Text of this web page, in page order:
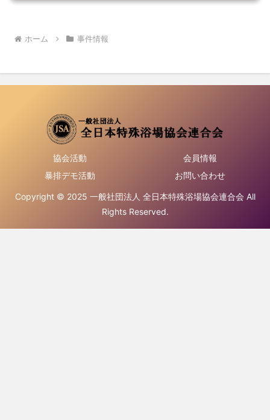
ホーム 事件情報
協会活動
会員情報
暴排デモ活動
お問い合わせ
Copyright © 2025 一般社団法人 全日本特殊浴場協会連合会 All
Rights Reserved.